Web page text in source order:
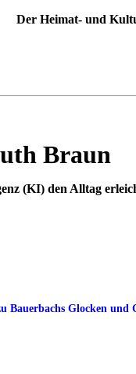
Der Heimat- und
Braun
(KI) den Alltag
Bauerbachs Glocken und